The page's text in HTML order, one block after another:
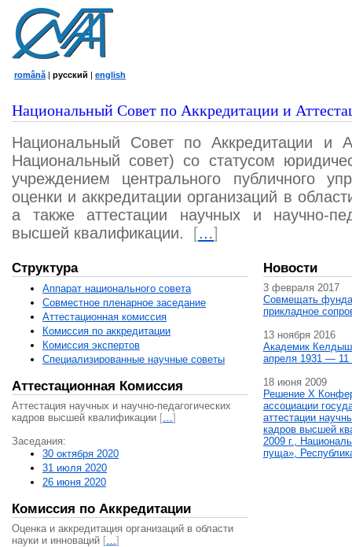
română | русский | english
Национальный Совет по Аккредитации и
Национальный Совет по Аккредитации и
Национальный совет) со статусом
учреждением центрального публичного
оценки и аккредитации организаций в
а также аттестации научных и научно-
высшей квалификации.
[…]
Структура
Аппарат национального совета
Совместное пленарное заседание
Аттестационная комисcия
Комиссия по аккредитации
Комиссия экспертов
Специализированные научные советы
Аттестационная Комиссия
Аттестация научных и научно-педагогических
кадров высшей квалификации […]
Заседания:
30 октября 2020
31 июля 2020
26 июня 2020
Комиссия по Аккредитации
Оценка и аккредитация организаций в области
науки и инноваций […]
Новости
3 февраля 2017
Совмещать
прикладное
13 ноября 2016
Академик
апреля 1931 — 11
18 июня 2009
Решение X
ассоциации
аттестации
кадров высшей
2009 г.,
пуща»,